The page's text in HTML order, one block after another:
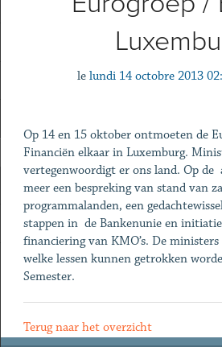
le lundi 14 octobre 2013
Op 14 en 15 oktober ontmoeten de
Financiën elkaar in Luxemburg.
vertegenwoordigt er ons land. Op de
meer een bespreking van stand van
programmalanden, een
stappen in de Bankenunie en
financiering van KMO’s. De
welke lessen kunnen getrokken
Semester.
Terug naar het overzicht